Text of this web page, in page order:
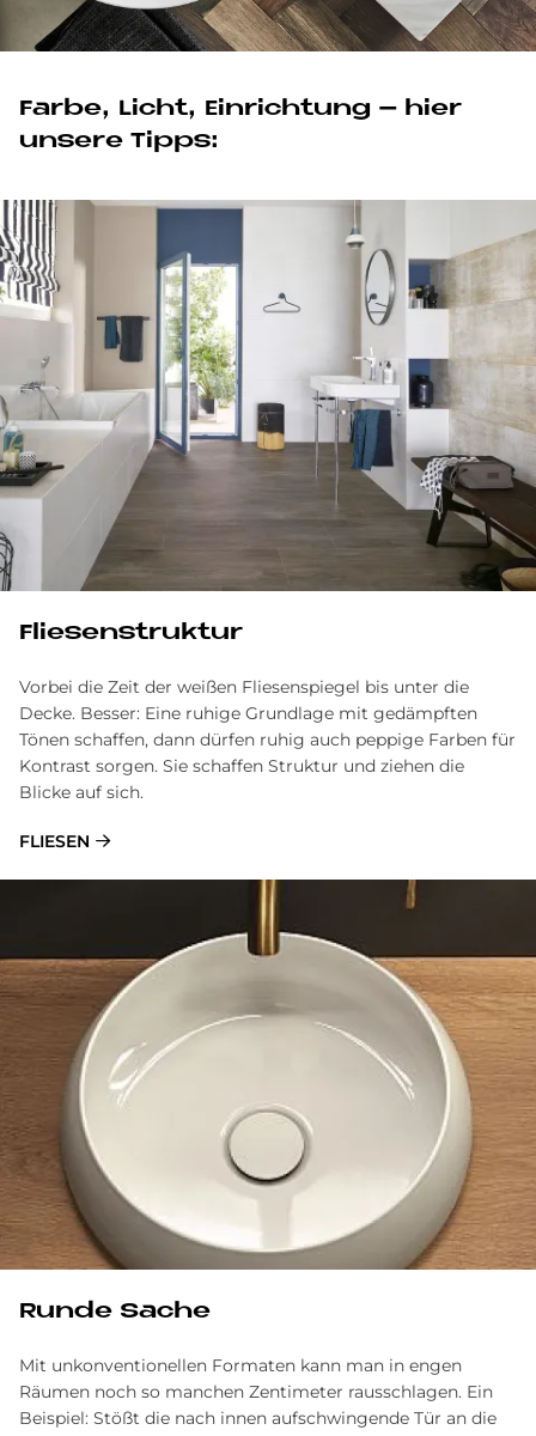
Far­be, Li­cht, Ein­rich­tung – hier
un­se­re Tipps:
Flie­sen­struk­tur
Vorbei die Zeit der weißen Fliesenspiegel bis unter die
Decke. Besser: Eine ruhige Grundlage mit gedämpften
Tönen schaffen, dann dürfen ruhig auch peppige Farben für
Kontrast sorgen. Sie schaffen Struktur und ziehen die
Blicke auf sich.
FLIESEN
Run­de Sache
Mit unkonventionellen Formaten kann man in engen
Räumen noch so manchen Zentimeter rausschlagen. Ein
Beispiel: Stößt die nach innen aufschwingende Tür an die